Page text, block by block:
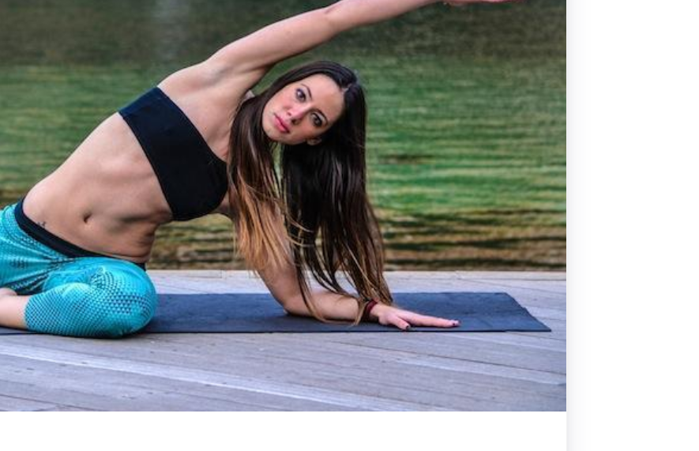
Το pilates έχει τον δικό του καταπληκτικό χώρο στον
ΠΕΥΚΗ
Η εξέλιξη της ευεξίας στην Πεύκη
ΠΕΡΙΣΤΈΡΙNEOΣ ΧΩΡΟΣ
Προορισμός Pilates στην Καρδιά της Πόλης
Pilates by Mandy
FACEBOOK N.ΨΥΧΙΚΟΥ
Pilates by Mandy
FACEBOOK N.ΜΑΚΡΗΣ
Pilates by Mandy
FACEBOOK ΚΟΡΥΔΑΛΛΟΥ
Pilates by Mandy
FACEBOOK ΠΕΡΙΣΤΕΡΊΟΥ
Pilates by Mandy
FACEBOOK ΠΕΎΚΗΣ
ΚΑΝΑΛΙ YOUTUBE